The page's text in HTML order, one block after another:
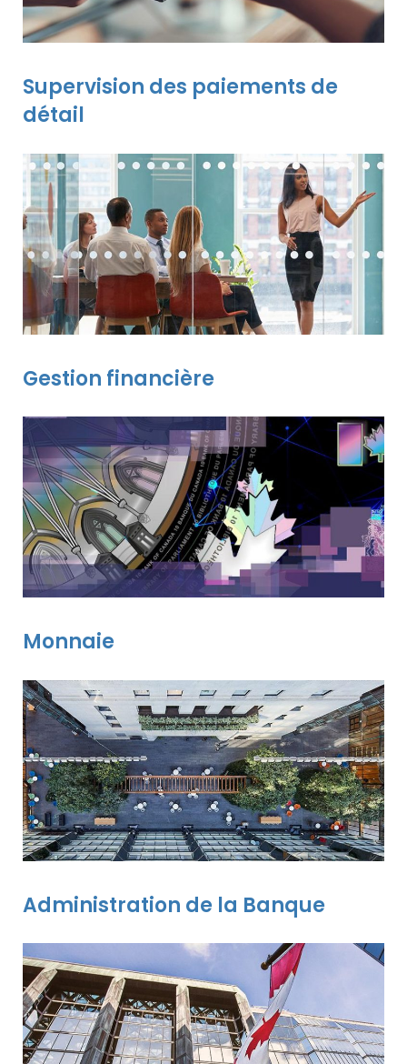
Supervision des paiements de
détail
Gestion financière
Monnaie
Administration de la Banque